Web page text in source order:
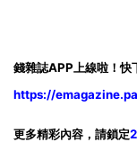
錢雜誌APP上線啦！快
https://
更多精彩內容，請鎖定